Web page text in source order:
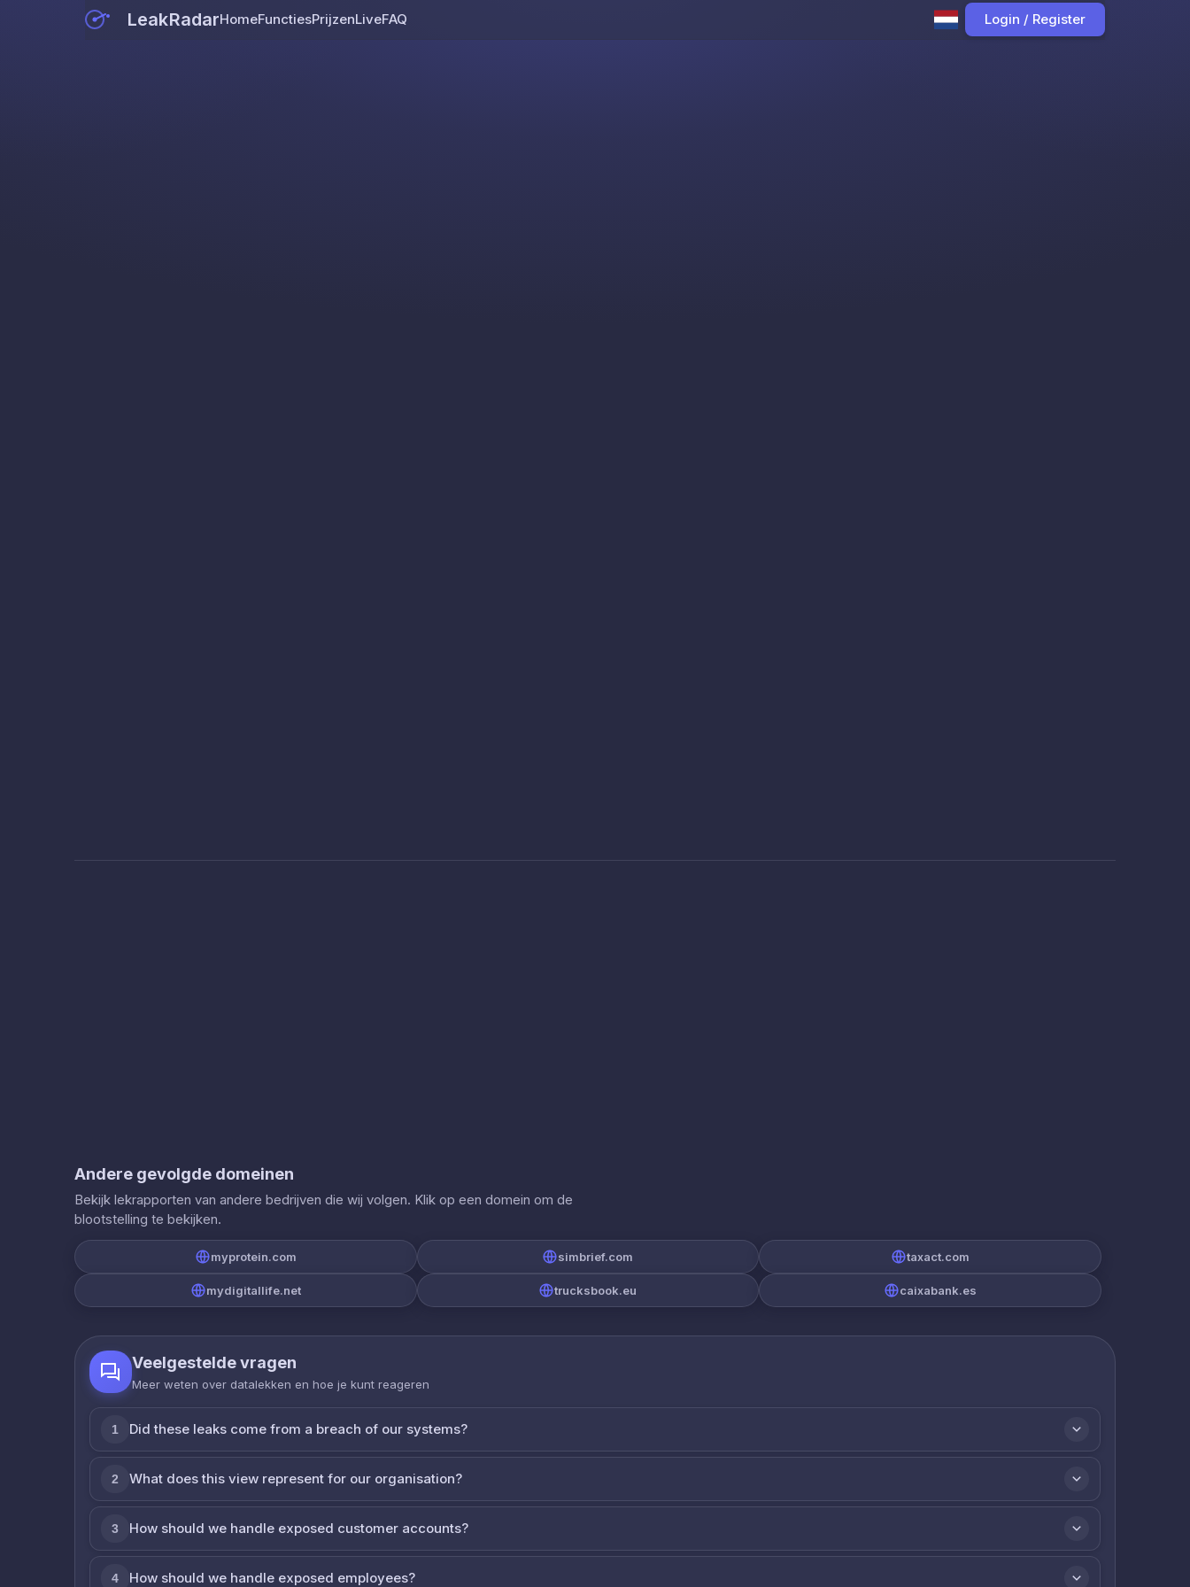
LeakRadarHomeFunctiesPrijzenLiveFAQ Login / Register
Andere gevolgde domeinen
Bekijk lekrapporten van andere bedrijven die wij volgen. Klik op een domein om de
blootstelling te bekijken.
myprotein.com simbrief.com taxact.com
mydigitallife.net trucksbook.eu caixabank.es
Veelgestelde vragen
Meer weten over datalekken en hoe je kunt reageren
1 Did these leaks come from a breach of our systems?
2 What does this view represent for our organisation?
3 How should we handle exposed customer accounts?
4 How should we handle exposed employees?